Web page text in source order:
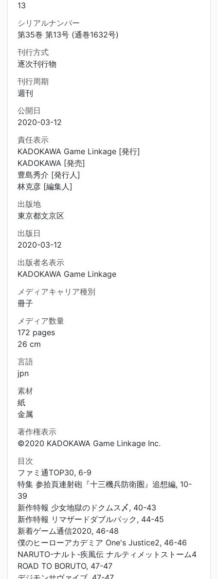
13
シリアルナンバー
第35巻 第13号 (通巻1632号)
刊行方式
逐次刊行物
刊行周期
週刊
公開日
2020-03-12
責任表示
KADOKAWA Game Linkage [発行]
KADOKAWA [発売]
豊島秀介 [発行人]
林克彦 [編集人]
出版地
東京都文京区
出版日
2020-03-12
出版者名表示
KADOKAWA Game Linkage
メディアキャリア種別
冊子
メディア数量
172 pages
26 cm
言語
jpn
素材
紙
金属
著作権表示
©2020 KADOKAWA Game Linkage Inc.
目次
ファミ通TOP30, 6-9
特集 参拾頁連射砲『十三機兵防衛圏』追想編, 10-
39
新作特報 少女地獄のドクムス〆, 40-43
新作特報 リマザードダブルパック, 44-45
新着ゲーム通信2020, 46-48
僕のヒーローアカデミア One's Justice2, 46-46
NARUTO-ナルト-疾風伝 ナルティメットストーム4
ROAD TO BORUTO, 47-47